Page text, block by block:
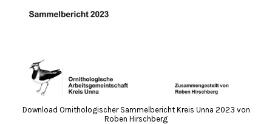
Download Ornithologischer Sammelbericht Kreis Unna 2023 von
Roben Hirschberg